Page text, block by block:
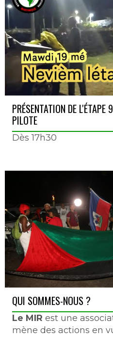
PRÉSENTATION DE
PILOTE
Dès 17h30
QUI SOMMES-NOUS ?
Le MIR est une
mène des actions en